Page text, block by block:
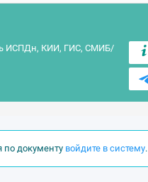
ИСПДн, КИИ, ГИС, СМИБ/
по документу войдите в систему.